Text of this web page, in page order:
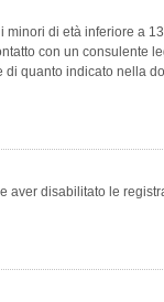
di età inferiore a
con un consulente
quanto indicato nella
aver disabilitato le